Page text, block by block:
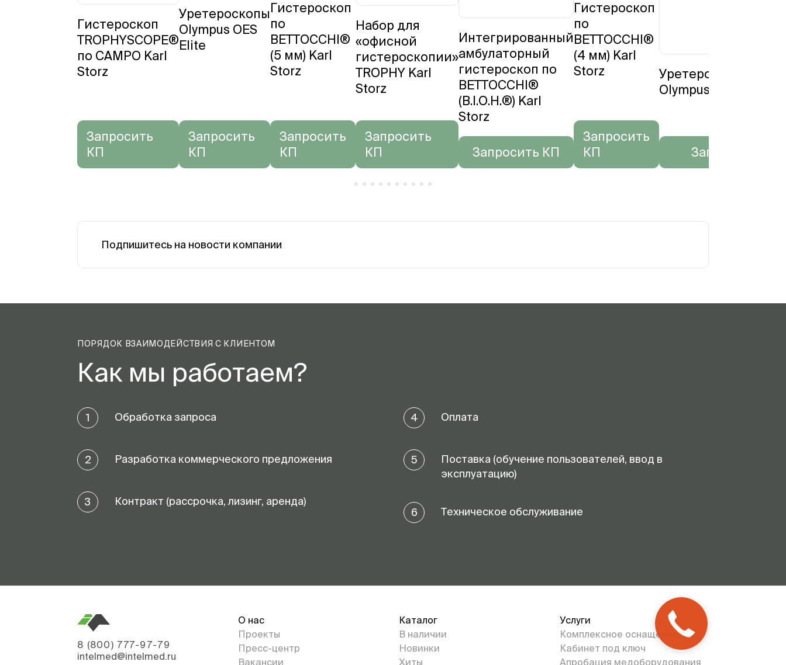
Гистероскоп
TROPHYSCOPE®
по CAMPO Karl
Storz
Запросить
КП
Уретероскопы
Olympus OES
Elite
Запросить
КП
Гистероскоп
по
BETTOCCHI®
(5 мм) Karl
Storz
Запросить
КП
Набор для
«офисной
гистероскопии»
TROPHY Karl
Storz
Запросить
КП
Интегрированный
амбулаторный
гистероскоп по
BETTOCCHI®
(B.I.O.H.®) Karl
Storz
Запросить КП
Гистероскоп
по
BETTOCCHI®
(4 мм) Karl
Storz
Запросить
КП
Olympus URF-V3
Запросить КП
Подпишитесь на новости компании
ПОРЯДОК ВЗАИМОДЕЙСТВИЯ С КЛИЕНТОМ
Как мы работаем?
1 Обработка запроса
2 Разработка коммерческого предложения
3 Контракт (рассрочка, лизинг, аренда)
4 Оплата
5
Поставка (обучение пользователей, ввод в
эксплуатацию)
6 Техническое обслуживание
8 (800) 777-97-79
intelmed@intelmed.ru
О нас
Проекты
Пресс-центр
Вакансии
Каталог
В наличии
Новинки
Хиты
Услуги
Комплексное оснащение
Кабинет под ключ
Апробация медоборудования